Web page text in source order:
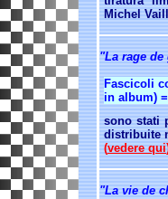
Michel
"La rage de
Fascicoli
in album)
sono stati
distribuite
(vedere qui
"La vie de